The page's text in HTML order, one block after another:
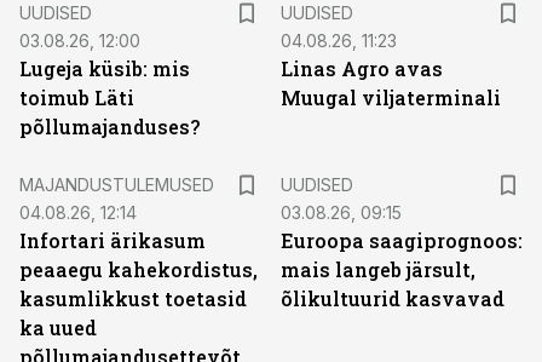
UUDISED
03.08.26, 12:00
Lugeja küsib: mis
toimub Läti
põllumajanduses?
UUDISED
04.08.26, 11:23
Linas Agro avas
Muugal viljaterminali
MAJANDUSTULEMUSED
04.08.26, 12:14
Infortari ärikasum
peaaegu kahekordistus,
kasumlikkust toetasid
ka uued
UUDISED
03.08.26, 09:15
Euroopa saagiprognoos:
mais langeb järsult,
õlikultuurid kasvavad